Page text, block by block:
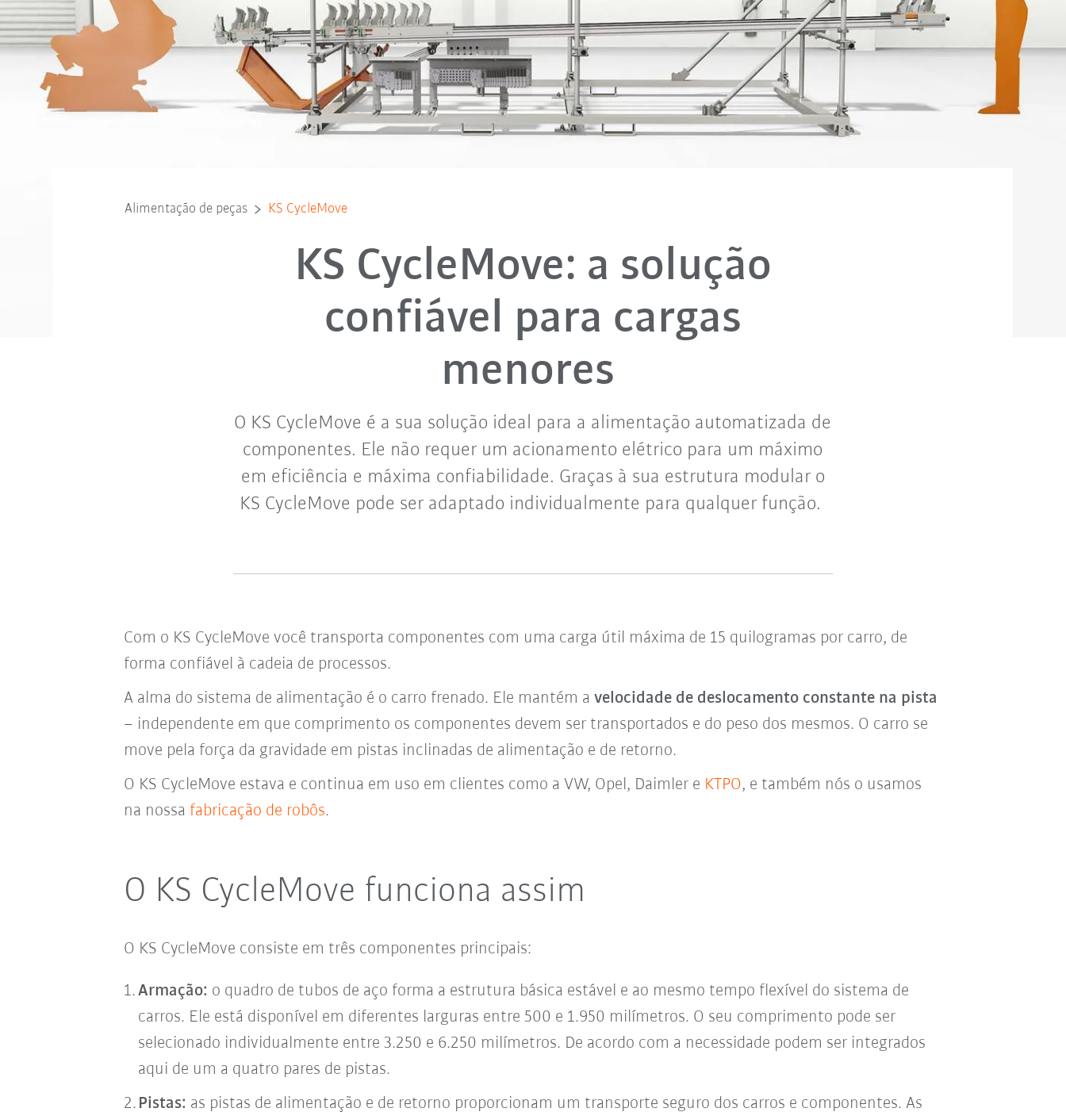
Alimentação de peças KS CycleMove
KS CycleMove: a solução
confiável para cargas
menores
O KS CycleMove é a sua solução ideal para a alimentação automatizada de
componentes. Ele não requer um acionamento elétrico para um máximo
em eficiência e máxima confiabilidade. Graças à sua estrutura modular o
KS CycleMove pode ser adaptado individualmente para qualquer função.
Com o KS CycleMove você transporta componentes com uma carga útil máxima de 15 quilogramas por carro, de
forma confiável à cadeia de processos.
A alma do sistema de alimentação é o carro frenado. Ele mantém a velocidade de deslocamento constante na pista
– independente em que comprimento os componentes devem ser transportados e do peso dos mesmos. O carro se
move pela força da gravidade em pistas inclinadas de alimentação e de retorno.
O KS CycleMove estava e continua em uso em clientes como a VW, Opel, Daimler e KTPO, e também nós o usamos
na nossa fabricação de robôs.
O KS CycleMove funciona assim
O KS CycleMove consiste em três componentes principais:
Armação: o quadro de tubos de aço forma a estrutura básica estável e ao mesmo tempo flexível do sistema de
carros. Ele está disponível em diferentes larguras entre 500 e 1.950 milímetros. O seu comprimento pode ser
selecionado individualmente entre 3.250 e 6.250 milímetros. De acordo com a necessidade podem ser integrados
aqui de um a quatro pares de pistas.
Pistas: as pistas de alimentação e de retorno proporcionam um transporte seguro dos carros e componentes. As